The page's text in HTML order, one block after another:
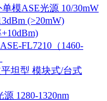
模ASE光源 10/30mW
(>20mW)
FL7210（1460-
坦型 模块式/台式
1280-1320nm